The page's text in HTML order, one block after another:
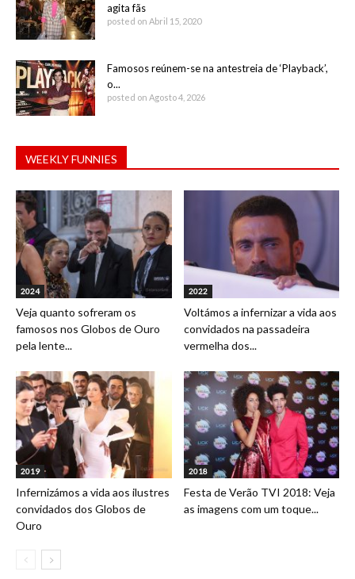
agita fãs
posted on Abril 15, 2020
Famosos reúnem-se na antestreia de ‘Playback’,
o...
posted on Agosto 4, 2026
WEEKLY FUNNIES
2024
Veja quanto sofreram os
famosos nos Globos de Ouro
pela lente...
2022
Voltámos a infernizar a vida aos
convidados na passadeira
vermelha dos...
2019
Infernizámos a vida aos ilustres
convidados dos Globos de
Ouro
2018
Festa de Verão TVI 2018: Veja
as imagens com um toque...